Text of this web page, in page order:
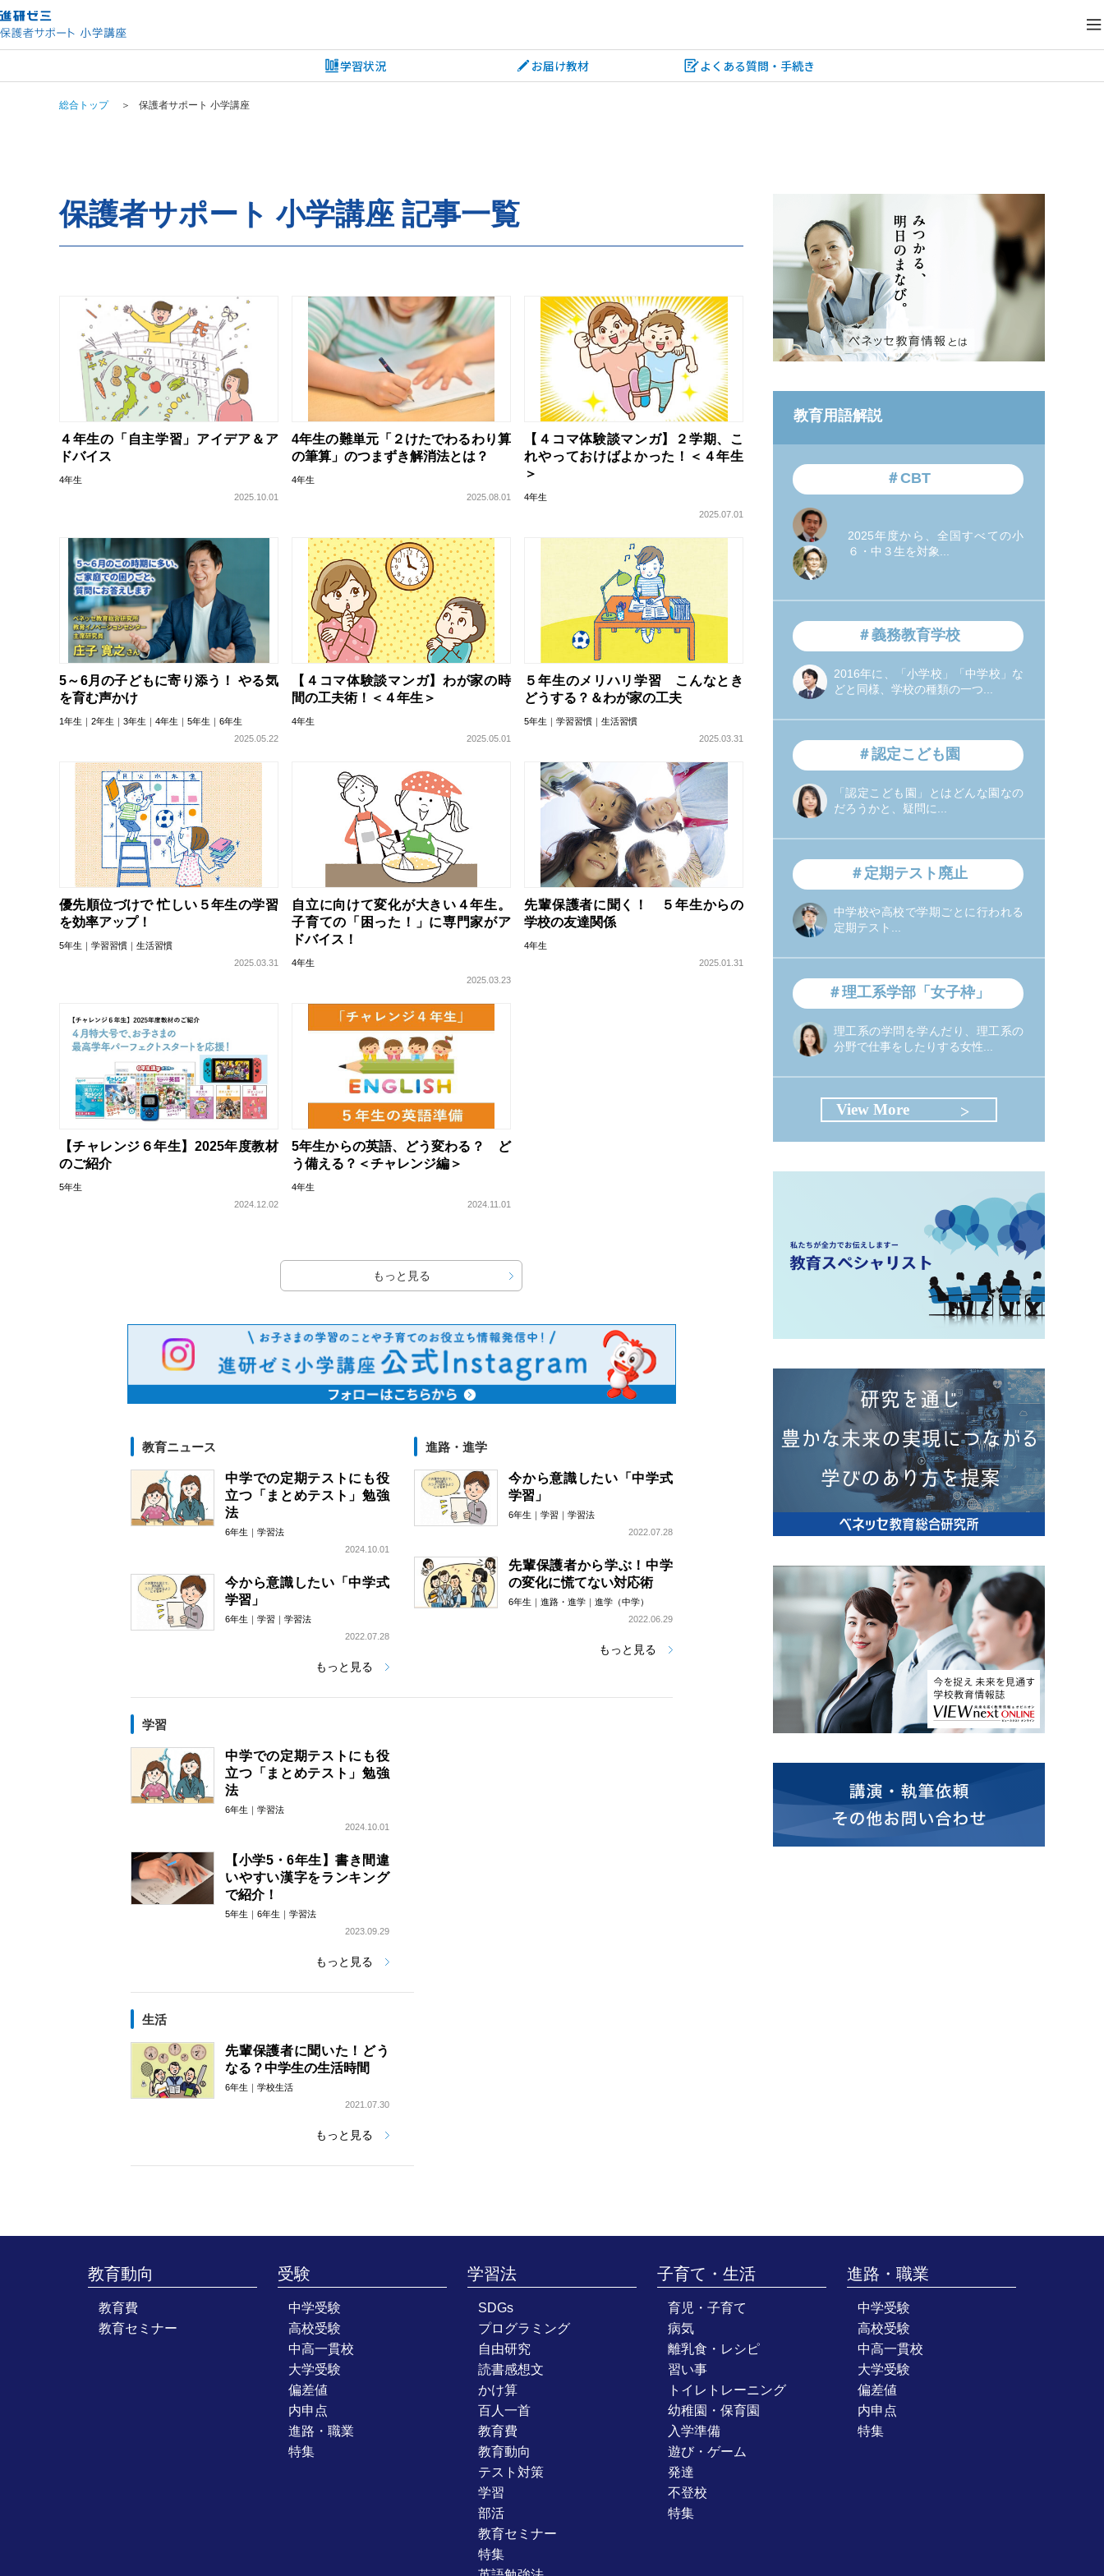
学習状況 お届け教材 よくある質問・手続き
総合トップ ＞ 保護者サポート 小学講座
保護者サポート 小学講座 記事一覧
４年生の「自主学習」アイデア＆ア
ドバイス
4年生
2025.10.01
4年生の難単元「２けたでわるわり算
の筆算」のつまずき解消法とは？
4年生
2025.08.01
【４コマ体験談マンガ】２学期、こ
れやっておけばよかった！＜４年生
＞
4年生
2025.07.01
5～6月の子どもに寄り添う！ やる気
を育む声かけ
1年生 2年生 3年生 4年生 5年生
6年生
2025.05.22
【４コマ体験談マンガ】わが家の時
間の工夫術！＜４年生＞
4年生
2025.05.01
５年生のメリハリ学習 こんなとき
どうする？＆わが家の工夫
5年生 学習習慣
生活習慣
2025.03.31
優先順位づけで 忙しい５年生の学習
を効率アップ！
5年生 学習習慣
生活習慣
2025.03.31
自立に向けて変化が大きい４年生。
子育ての「困った！」に専門家がア
ドバイス！
4年生
2025.03.23
先輩保護者に聞く！ ５年生からの
学校の友達関係
4年生
2025.01.31
【チャレンジ６年生】2025年度教材
のご紹介
5年生
2024.12.02
5年生からの英語、どう変わる？ ど
う備える？＜チャレンジ編＞
4年生
2024.11.01
もっと見る
教育ニュース
中学での定期テストにも役
立つ「まとめテスト」勉強
法
6年生
学習法
2024.10.01
今から意識したい「中学式
学習」
6年生 学習
学習法
2022.07.28
もっと見る
進路・進学
今から意識したい「中学式
学習」
6年生 学習
学習法
2022.07.28
先輩保護者から学ぶ！中学
の変化に慌てない対応術
6年生 進路・進学
進学（中学）
2022.06.29
もっと見る
学習
中学での定期テストにも役
立つ「まとめテスト」勉強
法
6年生
学習法
2024.10.01
【小学5・6年生】書き間違
いやすい漢字をランキング
で紹介！
5年生 6年生
学習法
2023.09.29
もっと見る
生活
先輩保護者に聞いた！どう
なる？中学生の生活時間
6年生
学校生活
2021.07.30
もっと見る
教育用語解説
＃CBT
2025年度から、全国すべての小
６・中３生を対象...
＃義務教育学校
2016年に、「小学校」「中学校」な
どと同様、学校の種類の一つ...
＃認定こども園
「認定こども園」とはどんな園なの
だろうかと、疑問に...
＃定期テスト廃止
中学校や高校で学期ごとに行われる
定期テスト...
＃理工系学部「女子枠」
理工系の学問を学んだり、理工系の
分野で仕事をしたりする女性...
View More
教育動向
教育費
教育セミナー
受験
中学受験
高校受験
中高一貫校
大学受験
偏差値
内申点
進路・職業
特集
学習法
SDGs
プログラミング
自由研究
読書感想文
かけ算
百人一首
教育費
教育動向
テスト対策
学習
部活
教育セミナー
特集
子育て・生活
育児・子育て
病気
離乳食・レシピ
習い事
トイレトレーニング
幼稚園・保育園
入学準備
遊び・ゲーム
発達
不登校
特集
進路・職業
中学受験
高校受験
中高一貫校
大学受験
偏差値
内申点
特集